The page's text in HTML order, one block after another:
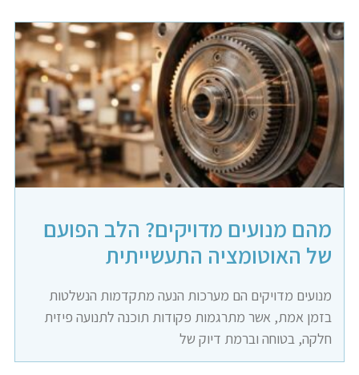
מהם מנועים מדויקים? הלב הפועם
של האוטומציה התעשייתית
מנועים מדויקים הם מערכות הנעה מתקדמות הנשלטות
בזמן אמת, אשר מתרגמות פקודות תוכנה לתנועה פיזית
חלקה, בטוחה וברמת דיוק של